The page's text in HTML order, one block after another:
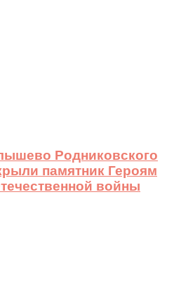
Родниковского
памятник Героям
войны